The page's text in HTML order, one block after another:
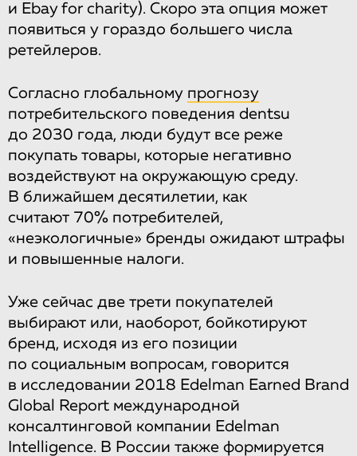
и Ebay for charity). Скоро эта опция может
появиться у гораздо большего числа
ретейлеров.
Согласно глобальному прогнозу
потребительского поведения dentsu
до 2030 года, люди будут все реже
покупать товары, которые негативно
воздействуют на окружающую среду.
В ближайшем десятилетии, как
считают 70% потребителей,
«неэкологичные» бренды ожидают штрафы
и повышенные налоги.
Уже сейчас две трети покупателей
выбирают или, наоборот, бойкотируют
бренд, исходя из его позиции
по социальным вопросам, говорится
в исследовании 2018 Edelman Earned Brand
Global Report международной
консалтинговой компании Edelman
Intelligence. В России также формируется